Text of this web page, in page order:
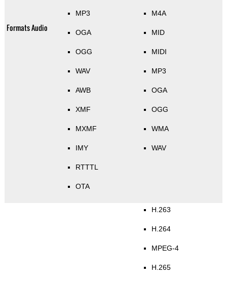
Formats Audio
MP3
OGA
OGG
WAV
AWB
XMF
MXMF
IMY
RTTTL
OTA
M4A
MID
MIDI
MP3
OGA
OGG
WMA
WAV
H.263
H.264
MPEG-4
H.265